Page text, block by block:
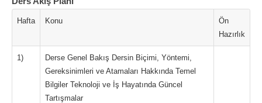
Hafta Konu
Ön
Hazırlık
1)
Derse Genel Bakış Dersin Biçimi, Yöntemi,
Gereksinimleri ve Atamaları Hakkında Temel
Bilgiler Teknoloji ve İş Hayatında Güncel
Tartışmalar